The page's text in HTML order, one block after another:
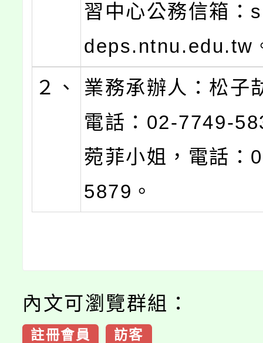
習中心公務信箱：
deps.ntnu.edu.tw
２、
業務承辦人：松子
電話：02-7749-
菀菲小姐，電話：
5879。
內文可瀏覽群組：
註冊會員 訪客